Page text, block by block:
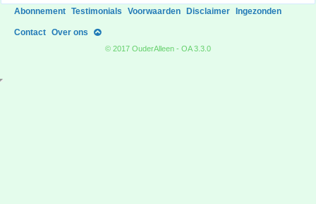
Abonnement Testimonials Voorwaarden Disclaimer Ingezonden
Contact Over ons
© 2017 OuderAlleen - OA 3.3.0